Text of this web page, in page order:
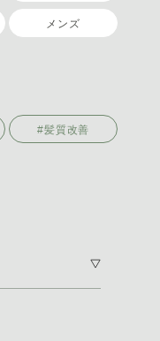
メンズ
#髪質改善